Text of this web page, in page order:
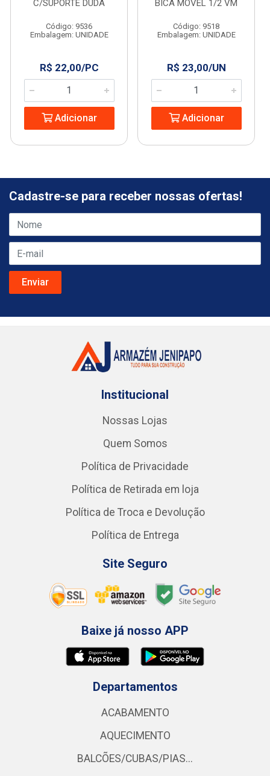
C/SUPORTE DUDA
Código: 9536
Embalagem: UNIDADE
R$ 22,00/PC
Adicionar
BICA MOVEL 1/2 VM
Código: 9518
Embalagem: UNIDADE
R$ 23,00/UN
Adicionar
Cadastre-se para receber nossas ofertas!
Institucional
Nossas Lojas
Quem Somos
Política de Privacidade
Política de Retirada em loja
Política de Troca e Devolução
Política de Entrega
Site Seguro
Baixe já nosso APP
Departamentos
ACABAMENTO
AQUECIMENTO
BALCÕES/CUBAS/PIAS...